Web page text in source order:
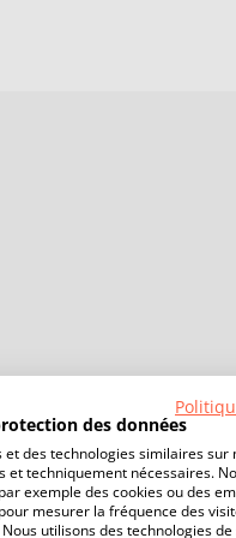
des données
et des technologies similaires
et techniquement nécessaires.
exemple des cookies ou des
mesurer la fréquence des
utilisons des technologies